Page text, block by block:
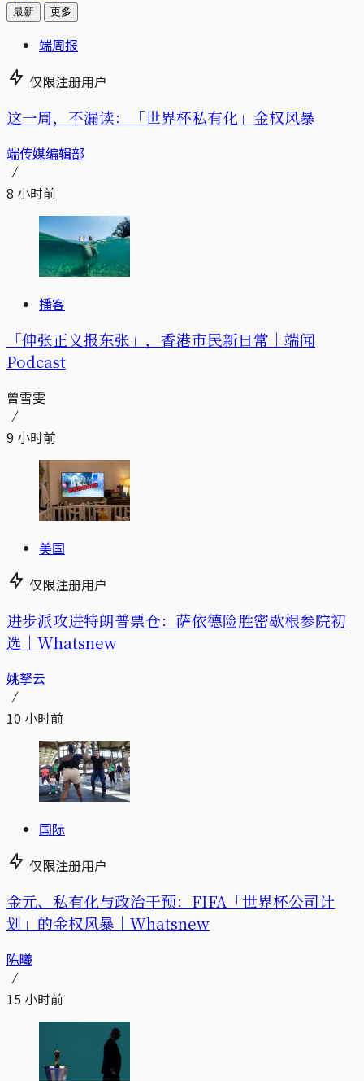
最新 更多
端周报
仅限注册用户
这一周，不漏读：「世界杯私有化」金权风暴
端传媒编辑部
8 小时前
播客
「伸张正义报东张」，香港市民新日常｜端闻
Podcast
曾雪雯
9 小时前
美国
仅限注册用户
进步派攻进特朗普票仓：萨依德险胜密歇根参院初
选｜Whatsnew
姚拏云
10 小时前
国际
仅限注册用户
金元、私有化与政治干预：FIFA「世界杯公司计
划」的金权风暴｜Whatsnew
陈曦
15 小时前